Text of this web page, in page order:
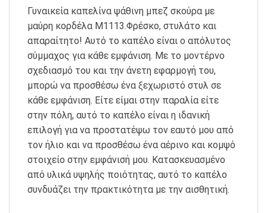
Γυναικεία καπελίνα ψάθινη μπεζ σκούρα με
μαύρη κορδέλα M1113.Φρέσκο, στυλάτο και
απαραίτητο! Αυτό το καπέλο είναι ο απόλυτος
σύμμαχος για κάθε εμφάνιση. Με το μοντέρνο
σχεδιασμό του και την άνετη εφαρμογή του,
μπορώ να προσθέσω ένα ξεχωριστό στυλ σε
κάθε εμφάνιση. Είτε είμαι στην παραλία είτε
στην πόλη, αυτό το καπέλο είναι η ιδανική
επιλογή για να προστατέψω τον εαυτό μου από
τον ήλιο και να προσθέσω ένα αέρινο και κομψό
στοιχείο στην εμφάνισή μου. Κατασκευασμένο
από υλικά υψηλής ποιότητας, αυτό το καπέλο
συνδυάζει την πρακτικότητα με την αισθητική.